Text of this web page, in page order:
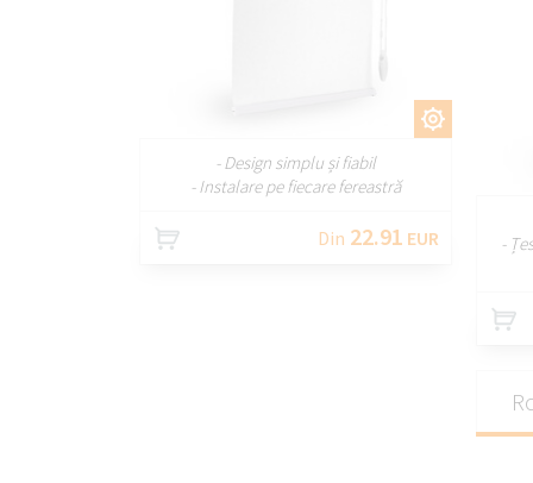
- Design simplu și fiabil
- Instalare pe fiecare fereastră
Din 22.91 EUR -